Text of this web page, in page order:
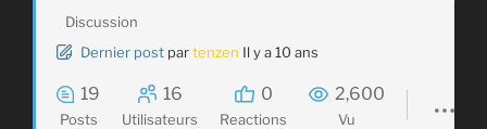
Discussion
Dernier post partenzen Il y a 10 ans
19
Posts
16
Utilisateurs
0
Reactions
2,600
Vu